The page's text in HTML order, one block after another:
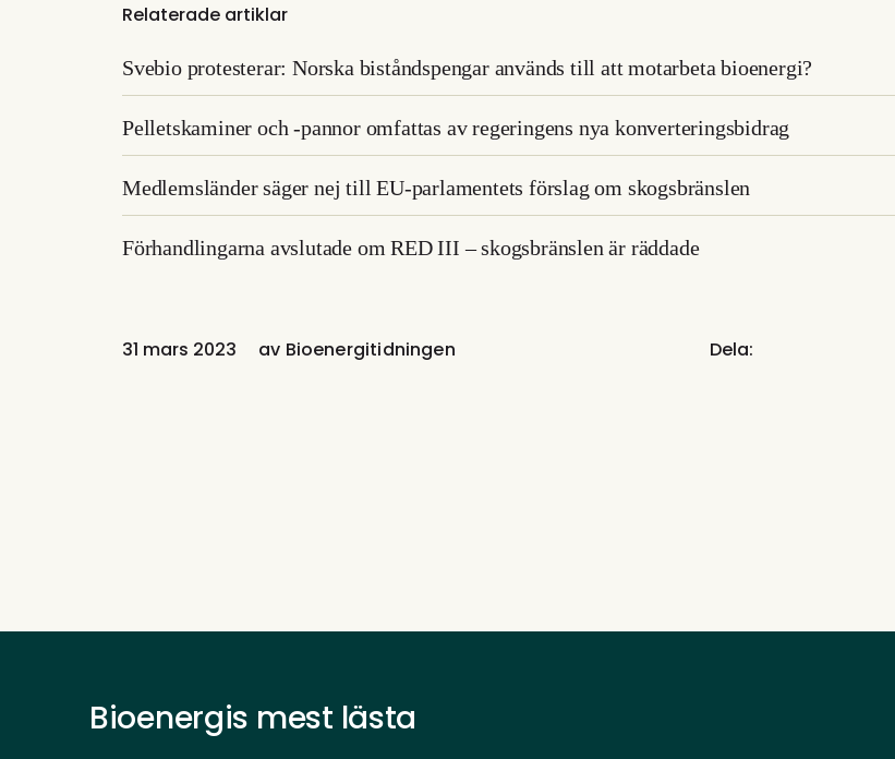
Relaterade artiklar
Svebio protesterar: Norska biståndspengar används till att motarbeta bioenergi?
Pelletskaminer och -pannor omfattas av regeringens nya konverteringsbidrag
Medlemsländer säger nej till EU-parlamentets förslag om skogsbränslen
Förhandlingarna avslutade om RED III – skogsbränslen är räddade
31 mars 2023 av Bioenergitidningen Dela:
Bioenergis mest lästa